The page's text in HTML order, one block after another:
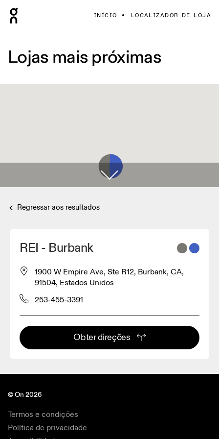
INÍCIO LOCALIZADOR DE LOJA
Lojas mais próximas
Regressar aos resultados
REI - Burbank
1900 W Empire Ave, Ste R12, Burbank, CA,
91504, Estados Unidos
253-455-3391
Obter direções
© On 2026
Termos e condições
Política de privacidade